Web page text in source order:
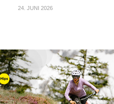
24. JUNI 2026